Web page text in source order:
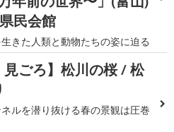
民会館
きた人類と動物たちの姿に迫る
見ごろ】松川の桜 / 松
ルを潜り抜ける春の景観は圧巻